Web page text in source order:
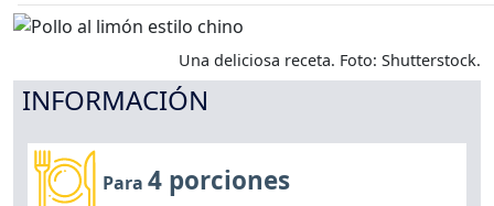
Una deliciosa receta. Foto: Shutterstock.
INFORMACIÓN
Para4 porciones